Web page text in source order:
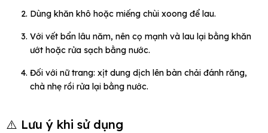
Dùng khăn khô hoặc miếng chùi xoong để lau.
Với vết bẩn lâu năm, nên cọ mạnh và lau lại bằng khăn
ướt hoặc rửa sạch bằng nước.
Đối với nữ trang: xịt dung dịch lên bàn chải đánh răng,
chà nhẹ rồi rửa lại bằng nước.
⚠️ Lưu ý khi sử dụng